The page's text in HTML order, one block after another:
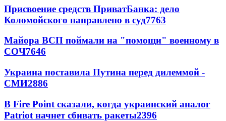
Присвоение средств ПриватБанка: дело
Коломойского направлено в суд7763
Майора ВСП поймали на "помощи" военному в
СОЧ7646
Украина поставила Путина перед дилеммой -
СМИ2886
В Fire Point сказали, когда украинский аналог
Patriot начнет сбивать ракеты2396